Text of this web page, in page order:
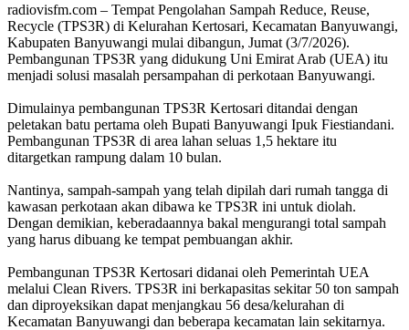
radiovisfm.com – Tempat Pengolahan Sampah Reduce, Reuse,
Recycle (TPS3R) di Kelurahan Kertosari, Kecamatan Banyuwangi,
Kabupaten Banyuwangi mulai dibangun, Jumat (3/7/2026).
Pembangunan TPS3R yang didukung Uni Emirat Arab (UEA) itu
menjadi solusi masalah persampahan di perkotaan Banyuwangi.
Dimulainya pembangunan TPS3R Kertosari ditandai dengan
peletakan batu pertama oleh Bupati Banyuwangi Ipuk Fiestiandani.
Pembangunan TPS3R di area lahan seluas 1,5 hektare itu
ditargetkan rampung dalam 10 bulan.
Nantinya, sampah-sampah yang telah dipilah dari rumah tangga di
kawasan perkotaan akan dibawa ke TPS3R ini untuk diolah.
Dengan demikian, keberadaannya bakal mengurangi total sampah
yang harus dibuang ke tempat pembuangan akhir.
Pembangunan TPS3R Kertosari didanai oleh Pemerintah UEA
melalui Clean Rivers. TPS3R ini berkapasitas sekitar 50 ton sampah
dan diproyeksikan dapat menjangkau 56 desa/kelurahan di
Kecamatan Banyuwangi dan beberapa kecamatan lain sekitarnya.